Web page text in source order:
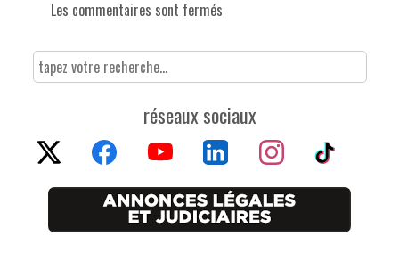
Les commentaires sont fermés
réseaux sociaux